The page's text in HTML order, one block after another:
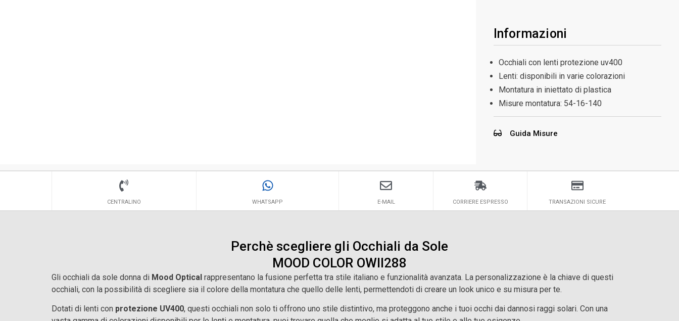
Informazioni
Occhiali con lenti protezione uv400
Lenti: disponibili in varie colorazioni
Montatura in iniettato di plastica
Misure montatura: 54-16-140
Guida Misure
CENTRALINO WHATSAPP E-MAIL CORRIERE ESPRESSO TRANSAZIONI SICURE
Perchè scegliere gli Occhiali da Sole
MOOD COLOR OWII288
Gli occhiali da sole donna di Mood Optical rappresentano la fusione perfetta tra stile italiano e funzionalità avanzata. La personalizzazione è la chiave di questi
occhiali, con la possibilità di scegliere sia il colore della montatura che quello delle lenti, permettendoti di creare un look unico e su misura per te.
Dotati di lenti con protezione UV400, questi occhiali non solo ti offrono uno stile distintivo, ma proteggono anche i tuoi occhi dai dannosi raggi solari. Con una